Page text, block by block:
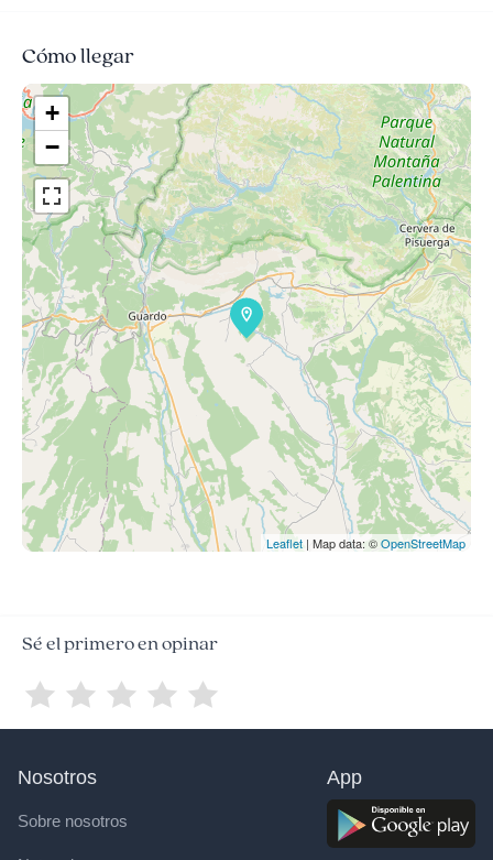
Cómo llegar
+
−
Leaflet | Map data: ©OpenStreetMap
Sé el primero en opinar
Nosotros
Sobre nosotros
App